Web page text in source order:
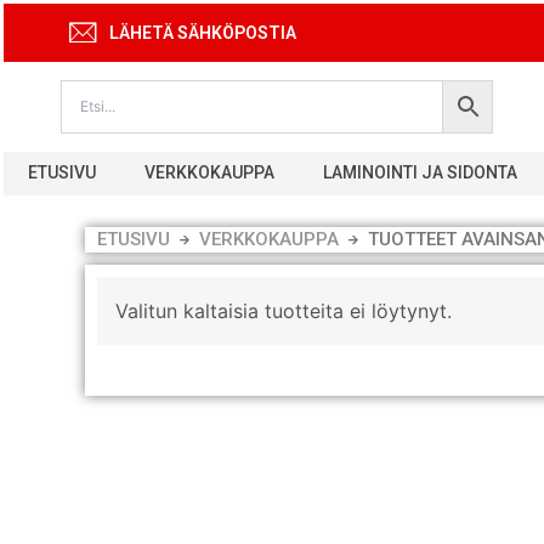
sisältöön
LÄHETÄ SÄHKÖPOSTIA
ETUSIVU VERKKOKAUPPA LAMINOINTI JA SIDONTA
ETUSIVU VERKKOKAUPPA TUOTTEET
Valitun kaltaisia tuotteita ei löytynyt.